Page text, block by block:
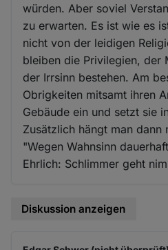
würden. Aber soviel
zu erwarten. Es ist wie es
nicht von der leidigen
bleiben die Privilegien, der
der Irrsinn bestehen. Am
Obrigkeiten mitsamt ihren
Gebäude ein und setzt sie
Zusätzlich hängt man dann
"Wegen Wahnsinn
Ehrlich: Schlimmer geht
Diskussion anzeigen